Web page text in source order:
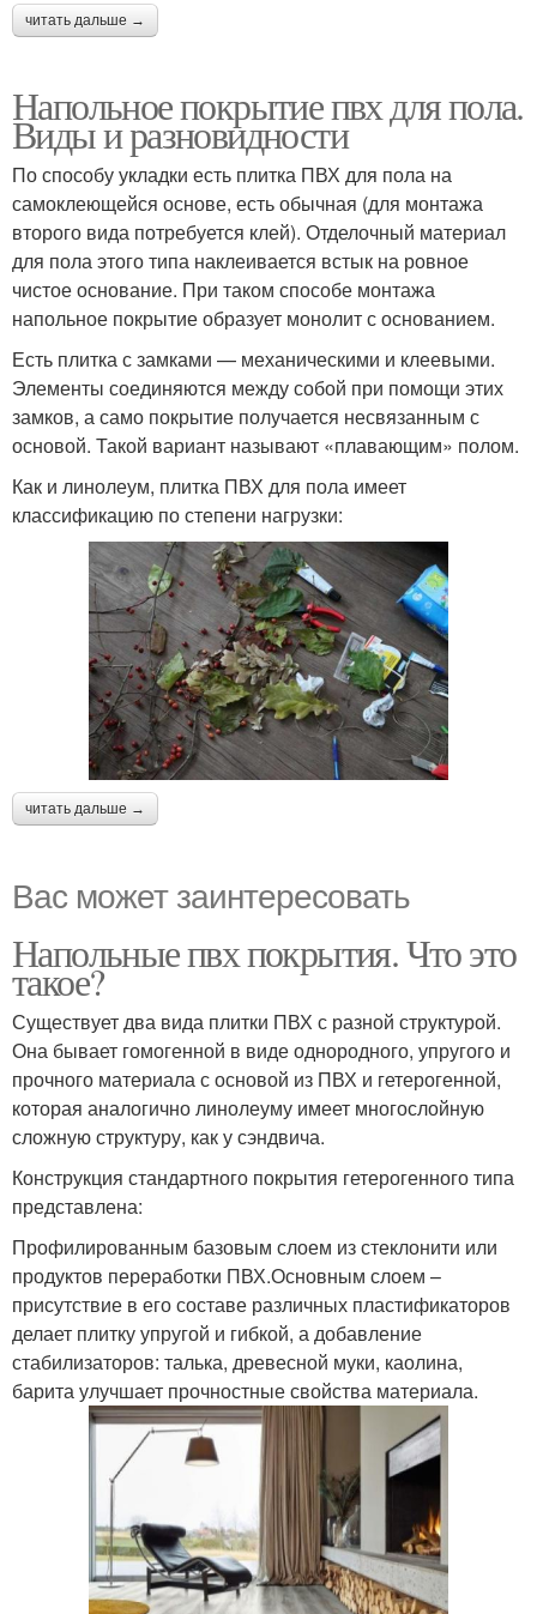
читать дальше →
Напольное покрытие пвх для пола.
Виды и разновидности
По способу укладки есть плитка ПВХ для пола на
самоклеющейся основе, есть обычная (для монтажа
второго вида потребуется клей). Отделочный материал
для пола этого типа наклеивается встык на ровное
чистое основание. При таком способе монтажа
напольное покрытие образует монолит с основанием.
Есть плитка с замками — механическими и клеевыми.
Элементы соединяются между собой при помощи этих
замков, а само покрытие получается несвязанным с
основой. Такой вариант называют «плавающим» полом.
Как и линолеум, плитка ПВХ для пола имеет
классификацию по степени нагрузки:
читать дальше →
Вас может заинтересовать
Напольные пвх покрытия. Что это
такое?
Существует два вида плитки ПВХ с разной структурой.
Она бывает гомогенной в виде однородного, упругого и
прочного материала с основой из ПВХ и гетерогенной,
которая аналогично линолеуму имеет многослойную
сложную структуру, как у сэндвича.
Конструкция стандартного покрытия гетерогенного типа
представлена:
Профилированным базовым слоем из стеклонити или
продуктов переработки ПВХ.Основным слоем –
присутствие в его составе различных пластификаторов
делает плитку упругой и гибкой, а добавление
стабилизаторов: талька, древесной муки, каолина,
барита улучшает прочностные свойства материала.